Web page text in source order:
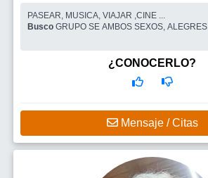
PASEAR, MUSICA, VIAJAR ,CINE ...
Busco GRUPO SE AMBOS SEXOS, ALEGRES
¿CONOCERLO?
Mensaje / Citas